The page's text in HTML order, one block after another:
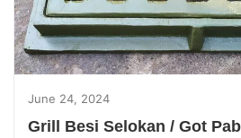
June 24, 2024
Grill Besi Selokan / Got